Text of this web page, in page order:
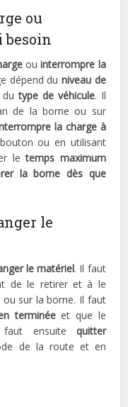
ou
besoin
ouinterrompre la
dépend duniveau de
dutype de véhicule. Il
de la borne ou sur
la charge à
ou en utilisant
letemps maximum
la borne dès que
le
le matériel. Il faut
de le retirer et à le
sur la borne. Il faut
terminéeet que le
ensuite quitter
de la route et en